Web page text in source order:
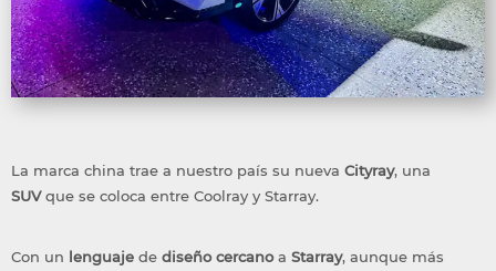
La marca china trae a nuestro país su nueva Cityray, una
SUVque se coloca entre Coolray y Starray.
Con un lenguaje de diseño cercanoa Starray, aunque más